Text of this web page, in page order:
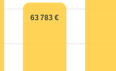
63 783 €